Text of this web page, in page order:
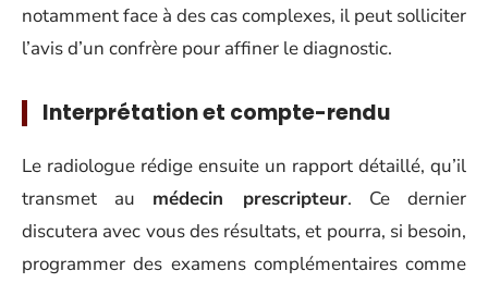
notamment face à des cas complexes, il peut solliciter
l’avis d’un confrère pour affiner le diagnostic.
Interprétation et compte-rendu
Le radiologue rédige ensuite un rapport détaillé, qu’il
transmet au médecin prescripteur. Ce dernier
discutera avec vous des résultats, et pourra, si besoin,
programmer des examens complémentaires comme